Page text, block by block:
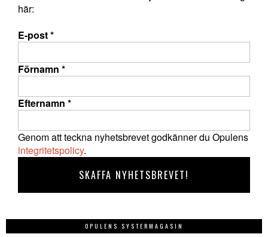
här:
E-post*
Förnamn *
Efternamn *
Genom att teckna nyhetsbrevet godkänner du Opulens
integritetspolicy.
OPULENS SYSTERMAGASIN